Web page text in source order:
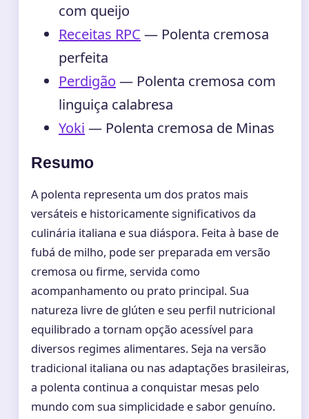
com queijo
Receitas RPC — Polenta cremosa
perfeita
Perdigão — Polenta cremosa com
linguiça calabresa
Yoki — Polenta cremosa de Minas
Resumo
A polenta representa um dos pratos mais
versáteis e historicamente significativos da
culinária italiana e sua diáspora. Feita à base de
fubá de milho, pode ser preparada em versão
cremosa ou firme, servida como
acompanhamento ou prato principal. Sua
natureza livre de glúten e seu perfil nutricional
equilibrado a tornam opção acessível para
diversos regimes alimentares. Seja na versão
tradicional italiana ou nas adaptações brasileiras,
a polenta continua a conquistar mesas pelo
mundo com sua simplicidade e sabor genuíno.